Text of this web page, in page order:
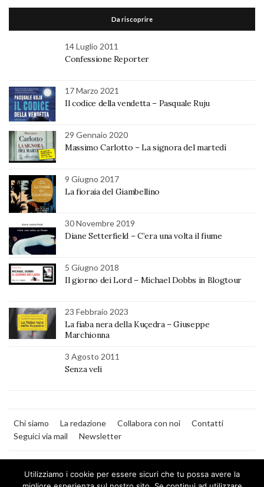
Da riscoprire
14 Luglio 2011
Confessione Reporter
17 Marzo 2021
Il codice della vendetta – Pasquale Ruju
29 Gennaio 2020
Massimo Carlotto – La signora del martedì
9 Giugno 2017
La fioraia del Giambellino
30 Novembre 2019
Diane Setterfield – C’era una volta il fiume
5 Giugno 2018
Il giorno dei Lord – Michael Dobbs in Blogtour
23 Febbraio 2023
La fiaba nera della Kuçedra – Giuseppe
Marchionna
3 Agosto 2011
Senza veli
Chi siamo La redazione Collabora con noi
Contatti
Seguici via mail
Newsletter
Utilizziamo i cookie per essere sicuri che tu possa avere la